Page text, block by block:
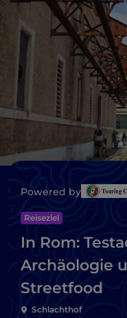
Powered by
Reiseziel
In Rom:
Archäologie
Streetfood
Schlachthof